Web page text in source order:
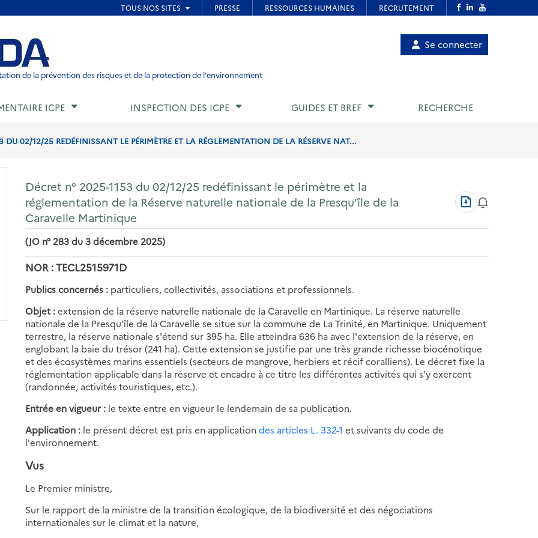
de page
de la prévention des risques et de la protection de l'environnement
Menu
utilisateur
Se connecter
ICPE INSPECTION DES ICPE GUIDES ET BREF RECHERCHE
DU 02/12/25 REDÉFINISSANT LE PÉRIMÈTRE ET LA RÉGLEMENTATION DE LA RÉSERVE NAT...
Décret n° 2025-1153 du 02/12/25 redéfinissant le périmètre et la
réglementation de la Réserve naturelle nationale de la Presqu'île de la
Caravelle Martinique
Télécharger
au
(JO n° 283 du 3 décembre 2025)
NOR : TECL2515971D
Publics concernés : particuliers, collectivités, associations et professionnels.
Objet :extension de la réserve naturelle nationale de la Caravelle en Martinique. La réserve naturelle
nationale de la Presqu'île de la Caravelle se situe sur la commune de La Trinité, en Martinique. Uniquement
terrestre, la réserve nationale s'étend sur 395 ha. Elle atteindra 636 ha avec l'extension de la réserve, en
englobant la baie du trésor (241 ha). Cette extension se justifie par une très grande richesse biocénotique
et des écosystèmes marins essentiels (secteurs de mangrove, herbiers et récif coralliens). Le décret fixe la
réglementation applicable dans la réserve et encadre à ce titre les différentes activités qui s'y exercent
(randonnée, activités touristiques, etc.).
Entrée en vigueur : le texte entre en vigueur le lendemain de sa publication.
Application : le présent décret est pris en applicationdes articles L. 332-1 et suivants du code de
l'environnement.
Vus
Le Premier ministre,
Sur le rapport de la ministre de la transition écologique, de la biodiversité et des négociations
internationales sur le climat et la nature,